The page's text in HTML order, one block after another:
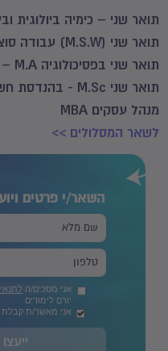
תואר שני – כימיה ביולוגית
תואר שני (M.S.W) עבודה סוציאלית
תואר שני בפסיכולוגיה M.A – המגמה הארגונית-תעסוקתית
תואר שני M.Sc - בהנדסת חשמל ואלקטרוניקה
מנהל עסקים MBA
לשאר המסלולים >>
השאר/י פרטים
אני מסכים/ה
יורם לימודים
אני מאשר/ת קבלת